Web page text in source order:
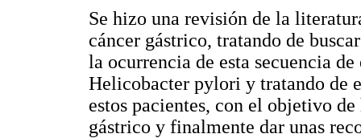
Se hizo una revisión de la
cáncer gástrico, tratando de
la ocurrencia de esta secuencia
Helicobacter pylori y tratando de
estos pacientes, con el objetivo
gástrico y finalmente dar unas